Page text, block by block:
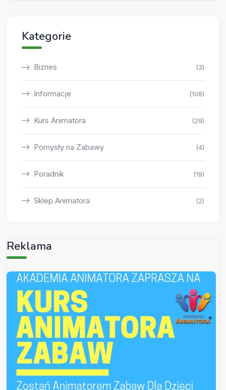
Kategorie
Biznes (3)
Informacje (108)
Kurs Animatora (29)
Pomysły na Zabawy (4)
Poradnik (19)
Sklep Animatora (2)
Reklama